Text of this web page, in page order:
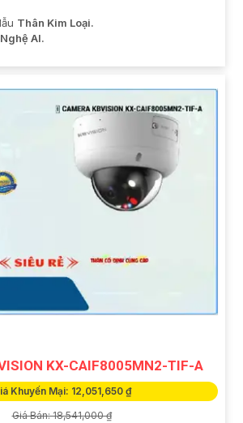
Thân Kim Loại.
AI.
KX-CAIF8005MN2-TIF-A
Khuyến Mại: 12,051,650 ₫
Giá Bán: 18,541,000 ₫